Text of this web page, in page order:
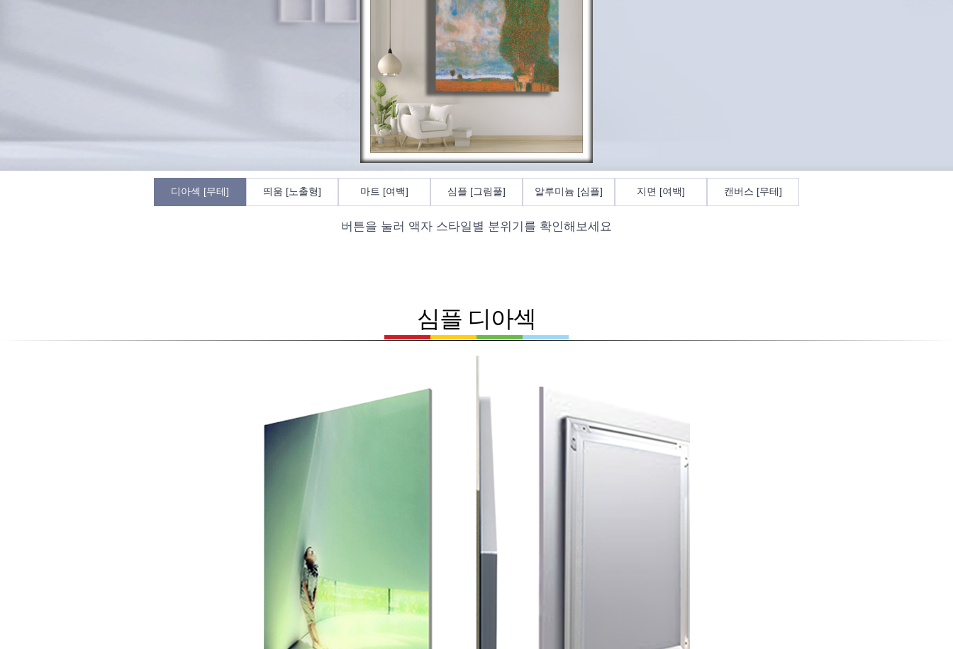
디아섹 [무테] 띄움 [노출형] 마트 [여백] 심플 [그림풀] 알루미늄 [심플] 지면 [여백] 캔버스 [무테]
버튼을 눌러 액자 스타일별 분위기를 확인해보세요
심플 디아섹